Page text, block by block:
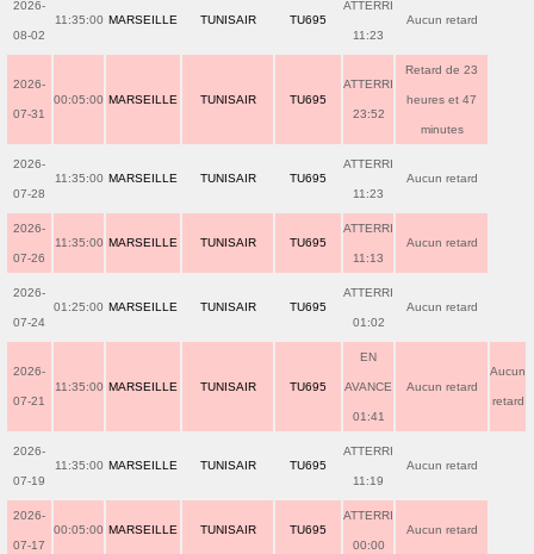
2026-
08-02
11:35:00 MARSEILLE TUNISAIR TU695
ATTERRI
11:23
Aucun retard
2026-
07-31
00:05:00 MARSEILLE TUNISAIR TU695
ATTERRI
23:52
Retard de 23
heures et 47
minutes
2026-
07-28
11:35:00 MARSEILLE TUNISAIR TU695
ATTERRI
11:23
Aucun retard
2026-
07-26
11:35:00 MARSEILLE TUNISAIR TU695
ATTERRI
11:13
Aucun retard
2026-
07-24
01:25:00 MARSEILLE TUNISAIR TU695
ATTERRI
01:02
Aucun retard
2026-
07-21
11:35:00 MARSEILLE TUNISAIR TU695
EN
AVANCE
01:41
Aucun retard
Aucun
retard
2026-
07-19
11:35:00 MARSEILLE TUNISAIR TU695
ATTERRI
11:19
Aucun retard
2026-
07-17
00:05:00 MARSEILLE TUNISAIR TU695
ATTERRI
00:00
Aucun retard